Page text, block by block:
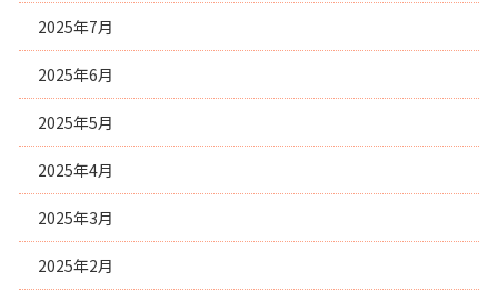
2025年7月
2025年6月
2025年5月
2025年4月
2025年3月
2025年2月